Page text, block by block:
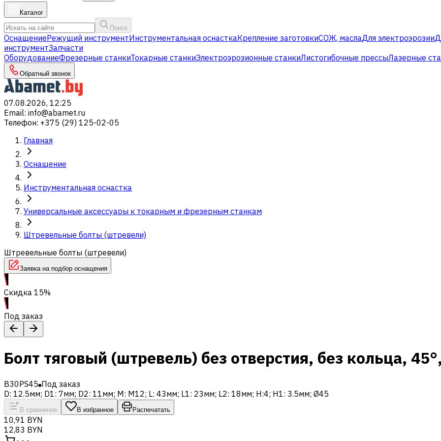
Каталог
Поиск
ОснащениеРежущий инструментИнструментальная оснасткаКрепление заготовкиСОЖ, маслаДля электроэрозии
инструментЗапчасти
ОборудованиеФрезерные станкиТокарные станкиЭлектроэрозионные станкиЛистогибочные прессыЛазерные
Обратный звонок
07.08.2026, 12:25
Email: info@abamet.ru
Телефон: +375 (29) 125-02-05
Главная
Оснащение
Инструментальная оснастка
Универсальные аксессуары к токарным и фрезерным станкам
Штревельные болты (штревели)
Штревельные болты (штревели)
Заявка на подбор оснащения
Скидка 15%
Под заказ
Болт тяговый (штревель) без отверстия, без кольца,
B30PS45 Под заказ
D: 12.5мм; D1: 7мм; D2: 11мм; M: M12; L: 43мм; L1: 23мм; L2: 18мм; H:4; H1: 3.5мм; Ø45
В сравнение В избранное Распечатать
10,91 BYN
12,83 BYN